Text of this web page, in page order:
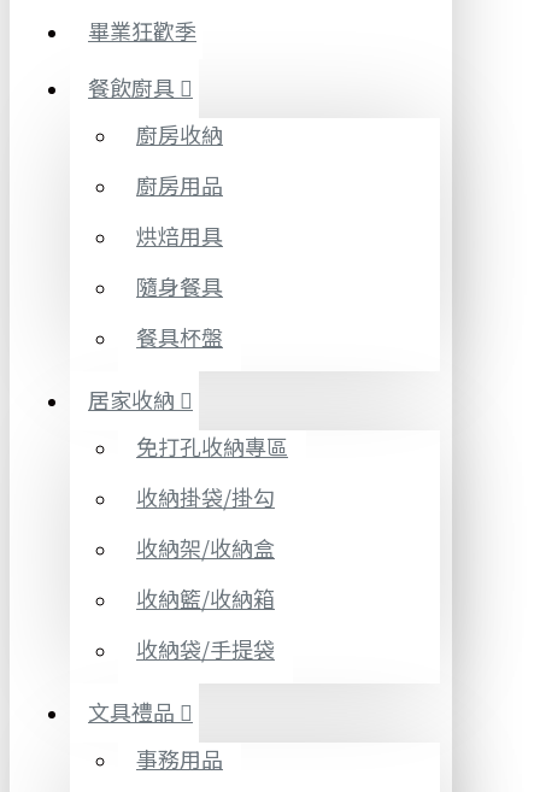
畢業狂歡季
餐飲廚具
廚房收納
廚房用品
烘焙用具
隨身餐具
餐具杯盤
居家收納
免打孔收納專區
收納掛袋/掛勾
收納架/收納盒
收納籃/收納箱
收納袋/手提袋
文具禮品
事務用品